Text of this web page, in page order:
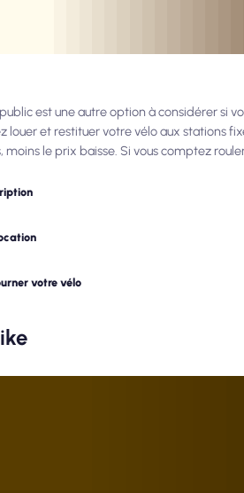
est une autre option à considérer si
louer et restituer votre vélo aux stations
moins le prix baisse. Si vous comptez
votre vélo